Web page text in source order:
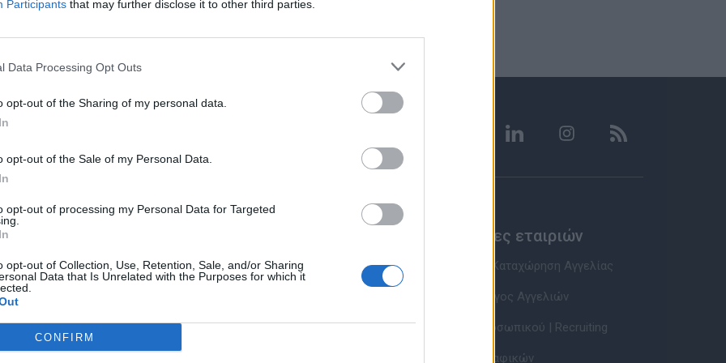
Participants that may further disclose it to other third parties.
Data Processing Opt Outs
opt-out of the Sharing of my personal data.
opt-out of the Sale of my Personal Data.
opt-out of processing my Personal Data for Targeted
opt-out of Collection, Use, Retention, Sale, and/or Sharing
Data that Is Unrelated with the Purposes for which it
CONFIRM
υποψηφίων
Online Βιογραφικού
Καριέρας
Περιγραφές Θέσεων Εργασίας
Υπολογισμός καθαρού μισθού
Υπηρεσίες εταιριών
Εγγραφή & Καταχώρηση Αγγελίας
Τιμοκατάλογος Αγγελιών
Εύρεση Προσωπικού | Recruiting
Βάση Βιογραφικών